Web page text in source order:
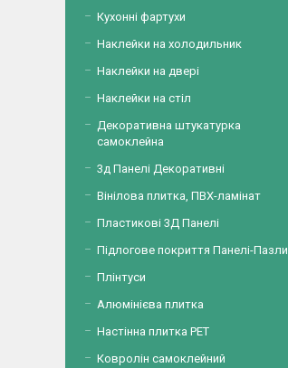
Кухонні фартухи
Наклейки на холодильник
Наклейки на двері
Наклейки на стіл
Декоративна штукатурка
самоклейна
3д Панелі Декоративні
Вінілова плитка, ПВХ-ламінат
Пластикові 3Д Панелі
Підлогове покриття Панелі-Пазли
Плінтуси
Алюмінієва плитка
Настінна плитка PET
Ковролін самоклейний